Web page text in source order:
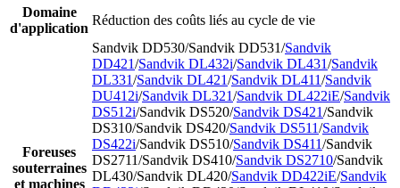
Domaine
d'application
Réduction des coûts liés au cycle de vie
Foreuses
souterraines
et machines
Sandvik DD530/Sandvik DD531/Sandvik
DD421/Sandvik DL432i/Sandvik DL431/Sandvik
DL331/Sandvik DL421/Sandvik DL411/Sandvik
DU412i/Sandvik DL321/Sandvik DL422iE/Sandvik
DS512i/Sandvik DS520/Sandvik DS421/Sandvik
DS310/Sandvik DS420/Sandvik DS511/Sandvik
DS422i/Sandvik DS510/Sandvik DS411/Sandvik
DS2711/Sandvik DS410/Sandvik DS2710/Sandvik
DL430/Sandvik DL420/Sandvik DD422iE/Sandvik